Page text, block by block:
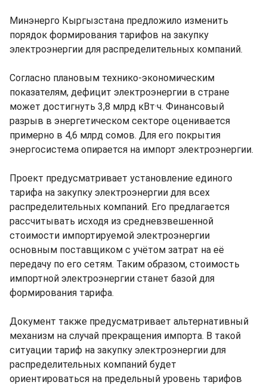
Минэнерго Кыргызстана предложило изменить
порядок формирования тарифов на закупку
электроэнергии для распределительных компаний.
Согласно плановым технико-экономическим
показателям, дефицит электроэнергии в стране
может достигнуть 3,8 млрд кВт·ч. Финансовый
разрыв в энергетическом секторе оценивается
примерно в 4,6 млрд сомов. Для его покрытия
энергосистема опирается на импорт электроэнергии.
Проект предусматривает установление единого
тарифа на закупку электроэнергии для всех
распределительных компаний. Его предлагается
рассчитывать исходя из средневзвешенной
стоимости импортируемой электроэнергии
основным поставщиком с учётом затрат на её
передачу по его сетям. Таким образом, стоимость
импортной электроэнергии станет базой для
формирования тарифа.
Документ также предусматривает альтернативный
механизм на случай прекращения импорта. В такой
ситуации тариф на закупку электроэнергии для
распределительных компаний будет
ориентироваться на предельный уровень тарифов